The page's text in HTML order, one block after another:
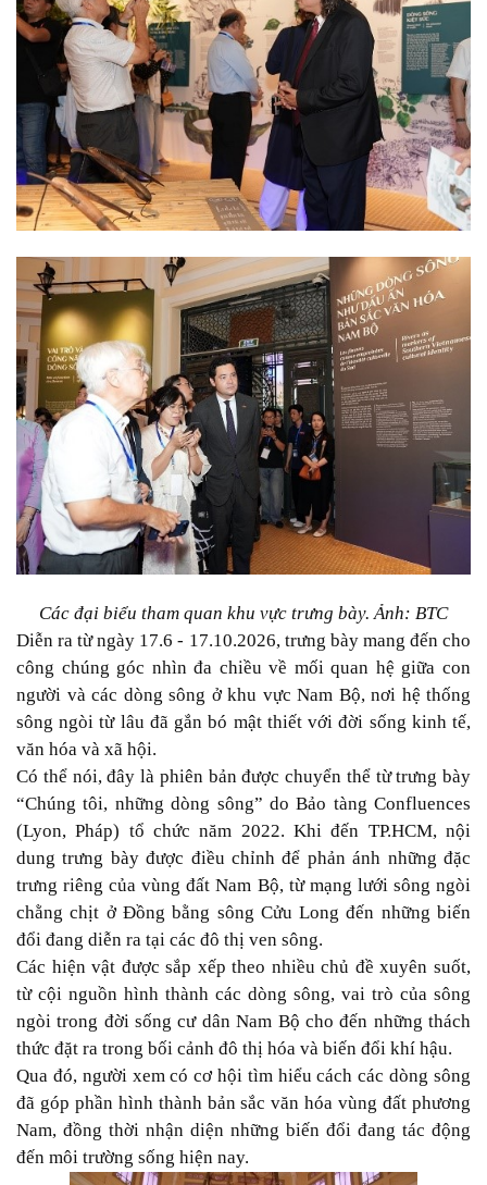
Các đại biểu tham quan khu vực trưng bày. Ảnh: BTC
Diễn ra từ ngày 17.6 - 17.10.2026, trưng bày mang đến cho
công chúng góc nhìn đa chiều về mối quan hệ giữa con
người và các dòng sông ở khu vực Nam Bộ, nơi hệ thống
sông ngòi từ lâu đã gắn bó mật thiết với đời sống kinh tế,
văn hóa và xã hội.
Có thể nói, đây là phiên bản được chuyển thể từ trưng bày
“Chúng tôi, những dòng sông” do Bảo tàng Confluences
(Lyon, Pháp) tổ chức năm 2022. Khi đến TP.HCM, nội
dung trưng bày được điều chỉnh để phản ánh những đặc
trưng riêng của vùng đất Nam Bộ, từ mạng lưới sông ngòi
chằng chịt ở Đồng bằng sông Cửu Long đến những biến
đổi đang diễn ra tại các đô thị ven sông.
Các hiện vật được sắp xếp theo nhiều chủ đề xuyên suốt,
từ cội nguồn hình thành các dòng sông, vai trò của sông
ngòi trong đời sống cư dân Nam Bộ cho đến những thách
thức đặt ra trong bối cảnh đô thị hóa và biến đổi khí hậu.
Qua đó, người xem có cơ hội tìm hiểu cách các dòng sông
đã góp phần hình thành bản sắc văn hóa vùng đất phương
Nam, đồng thời nhận diện những biến đổi đang tác động
đến môi trường sống hiện nay.